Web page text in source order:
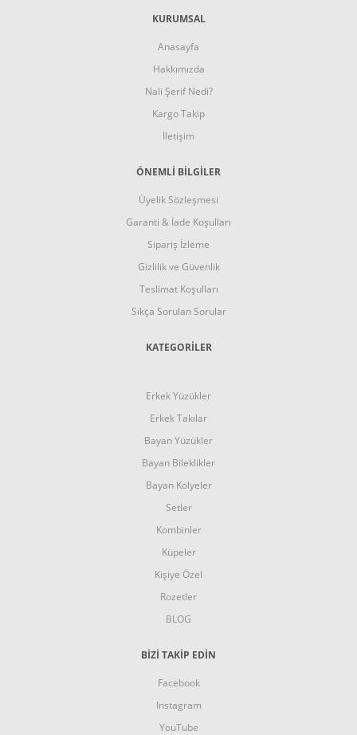
KURUMSAL
Anasayfa
Hakkımızda
Nali Şerif Nedi?
Kargo Takip
İletişim
ÖNEMLİ BİLGİLER
Üyelik Sözleşmesi
Garanti & İade Koşulları
Sipariş İzleme
Gizlilik ve Güvenlik
Teslimat Koşulları
Sıkça Sorulan Sorular
KATEGORİLER
Erkek Yüzükler
Erkek Takılar
Bayan Yüzükler
Bayan Bileklikler
Bayan Kolyeler
Setler
Kombinler
Küpeler
Kişiye Özel
Rozetler
BLOG
BİZİ TAKİP EDİN
Facebook
Instagram
YouTube